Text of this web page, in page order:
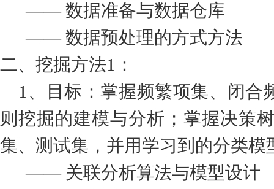
—— 数据准备与数据仓库
—— 数据预处理的方式方法
二、挖掘方法1：
1、目标：掌握频繁项集、闭合
则挖掘的建模与分析；掌握决策
集、测试集，并用学习到的分类模
—— 关联分析算法与模型设计